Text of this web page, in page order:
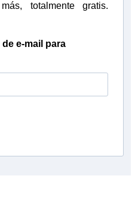
totalmente gratis.
e-mail para